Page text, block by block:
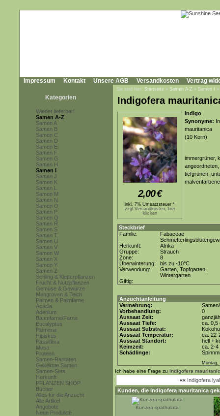
Impressum Kontakt Unsere AGB Versandkosten Vertrag
Kategorien
Wieder lieferbar!
Samen A-Z
Samen A
Samen B
Samen C
Samen D
Samen E
Samen F
Samen G
Samen H
Samen I
Samen J
Samen K
Samen L
Samen M
Samen N
Samen O
Samen P
Samen Q
Samen R
Samen S
Samen T
Samen U
Samen V
Samen W
Samen X
Samen Y
Samen Z
Schling & Kletterpflanzen
Frucht & Nutzpflanzen
Gemüse & Gewürze
Mangroven & Teich
Palmen & Palmfarne
Acacia
Adenium
Baumfarne/Farne
Eucalyptus
Plumeria
Hibiskus
Passiflora
Musa
Proteen
Samen-Raritäten
Gekeimte Samen
Samen-Sets
Herkunft
PFLANZEN SHOP
Bücher
Alles für die Anzucht
Alle Artikel
Angebote
Neue Produkte
Sie sind hier: Startseite » Samen A-Z » Samen I »
Indigofera
2,00€
inkl. 7% Umsatzsteuer *
zzgl.Versandkosten, hier
klicken
Indigo
Synonyme:
mauritanica
(10 Korn)
immergrüner,
tiefgrünen,
Steckbrief
Familie:
Fabaceae
Herkunft:
Afrika
Gruppe:
Strauch
Zone:
8
Überwinterung:
bis zu -10°C
Verwendung:
Garten, Topfgarten,
Wintergarten
Giftig:
Anzuchtanleitung
Vermehrung:
Vorbehandlung:
0
Aussaat Zeit:
Aussaat Tiefe:
ca. 0,5
Aussaat Substrat:
Aussaat Temperatur:
ca. 22-
Aussaat Standort:
hell +
Keimzeit:
ca. 2-4
Schädlinge:
Montag,
Ich habe eine Frage zu Indigofera
«« Indigofera
Kunden, die Indigofera mauritanica
Kunzea spathulata